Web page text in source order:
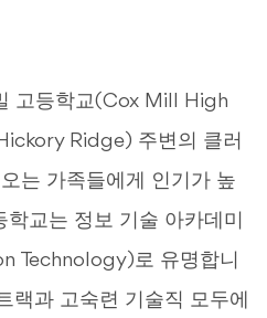
고등학교(Cox Mill High
Ridge) 주변의 클러
는 가족들에게 인기가 높
교는 정보 기술 아카데미
Technology)로 유명합니
랙과 고숙련 기술직 모두에